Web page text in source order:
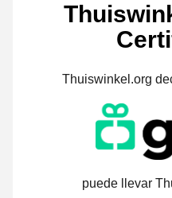
Thuiswinkel.org
puede llevar